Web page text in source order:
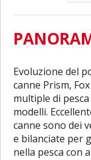
Evoluzione del
canne Prism,
multiple di
modelli.
canne sono dei
e bilanciate per
nella pesca con